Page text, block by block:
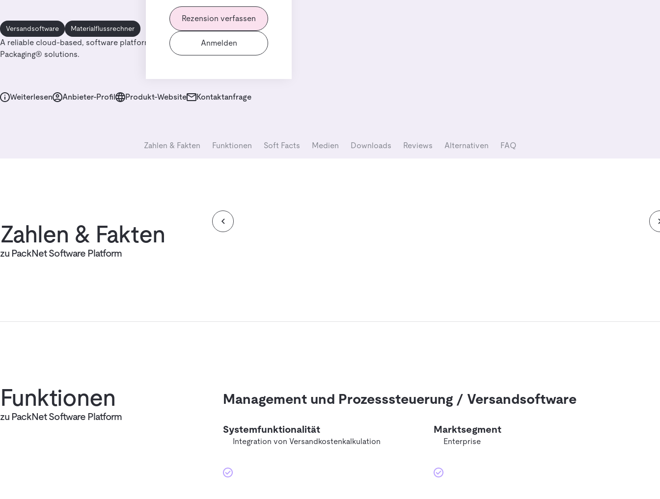
Rezension verfassen
Anmelden
Versandsoftware Materialflussrechner
A reliable cloud-based, software platform available for On Demand
Packaging® solutions.
Weiterlesen Anbieter-Profil Produkt-Website Kontaktanfrage
Zahlen & Fakten Funktionen Soft Facts Medien Downloads Reviews Alternativen FAQ
Zahlen & Fakten
zu PackNet Software Platform
Funktionen
zu PackNet Software Platform
Management und Prozesssteuerung / Versandsoftware
Systemfunktionalität
Integration von Versandkostenkalkulation
Marktsegment
Enterprise